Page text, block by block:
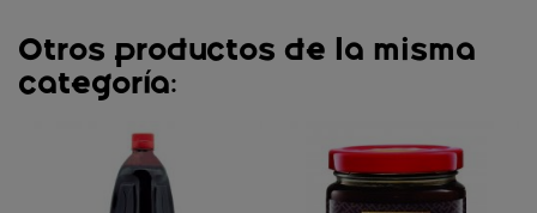
Otros productos de la misma
categoría: